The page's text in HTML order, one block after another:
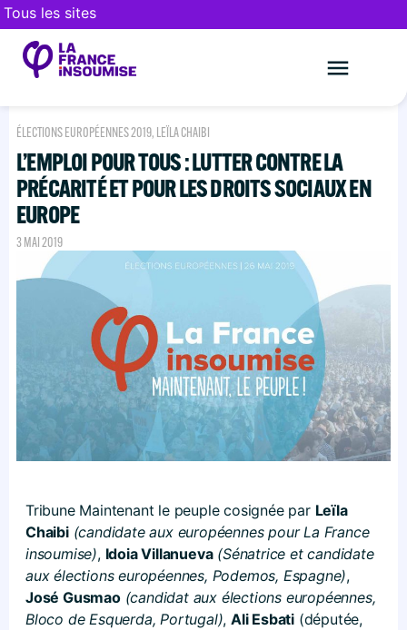
Tous les sites
ÉLECTIONS EUROPÉENNES 2019, LEÏLA CHAIBI
L’EMPLOI POUR TOUS : LUTTER CONTRE LA
PRÉCARITÉ ET POUR LES DROITS SOCIAUX EN
EUROPE
3 MAI 2019
Tribune Maintenant le peuple cosignée par Leïla
Chaibi (candidate aux européennes pour La France
insoumise), Idoia Villanueva (Sénatrice et candidate
aux élections européennes, Podemos, Espagne),
José Gusmao (candidat aux élections européennes,
Bloco de Esquerda, Portugal),Ali Esbati (députée,